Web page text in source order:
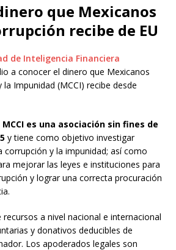
que Mexicanos
recibe de EU
de Inteligencia Financiera
a conocer el dinero que Mexicanos
Impunidad (MCCI) recibe desde
MCCI es una asociación sin fines de
y tiene como objetivo investigar
corrupción y la impunidad; así como
mejorar las leyes e instituciones para
y lograr una correcta procuración
a nivel nacional e internacional
y donativos deducibles de
Los apoderados legales son